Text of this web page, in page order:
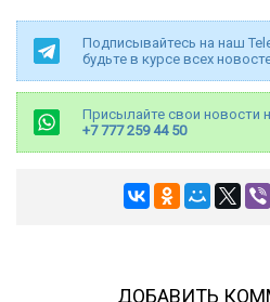
Подписывайтесь на наш
будьте в курсе всех
Присылайте свои новости
+7 777 259 44 50
ДОБАВИТЬ